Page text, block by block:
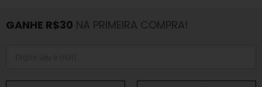
GANHE R$30 NA PRIMEIRA COMPRA!